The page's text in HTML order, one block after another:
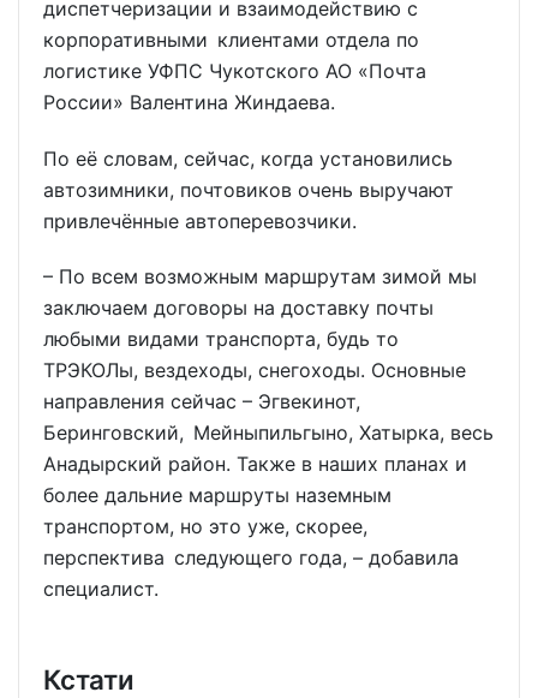
диспетчеризации и взаимодействию с
корпоративными клиентами отдела по
логистике УФПС Чукотского АО «Почта
России» Валентина Жиндаева.
По её словам, сейчас, когда установились
автозимники, почтовиков очень выручают
привлечённые автоперевозчики.
– По всем возможным маршрутам зимой мы
заключаем договоры на доставку почты
любыми видами транспорта, будь то
ТРЭКОЛы, вездеходы, снегоходы. Основные
направления сейчас – Эгвекинот,
Беринговский, Мейныпильгыно, Хатырка, весь
Анадырский район. Также в наших планах и
более дальние маршруты наземным
транспортом, но это уже, скорее,
перспектива следующего года, – добавила
специалист.
Кстати